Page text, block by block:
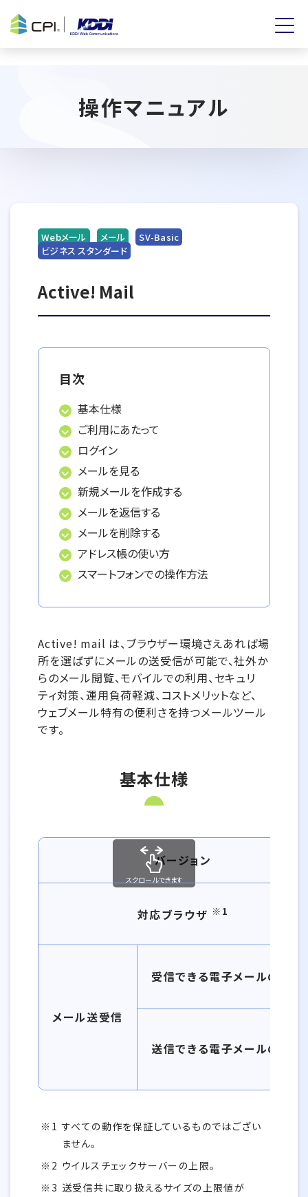
操作マニュアル
Webメール メール
SV-Basic
ビジネス スタンダード
Active! Mail
目次
基本仕様
ご利用にあたって
ログイン
メールを見る
新規メールを作成する
メールを返信する
メールを削除する
アドレス帳の使い方
スマートフォンでの操作方法
Active! mail は、ブラウザー環境さえあれば場
所を選ばずにメールの送受信が可能で、社外か
らのメール閲覧、モバイルでの利用、セキュリ
ティ対策、運用負荷軽減、コストメリットなど、
ウェブメール特有の便利さを持つメールツール
です。
基本仕様
利用可能環境、メール送受信容量
バージョン
対応ブラウザ ※1
メール送受信
受信できる電子メールのサイ
送信できる電子メールのサイ
スクロールできます
すべての動作を保証しているものではござい
ません。
ウイルスチェックサーバーの上限。
送受信共に取り扱えるサイズの上限値が